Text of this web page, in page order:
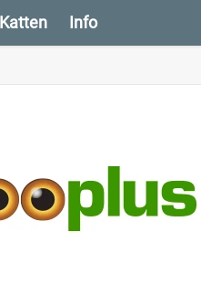
Katten Info